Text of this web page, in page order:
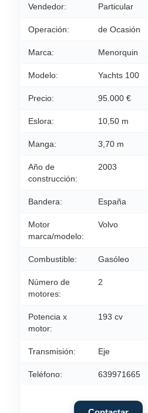
Vendedor: Particular
Operación: de Ocasión
Marca: Menorquin
Modelo: Yachts 100
Precio: 95.000 €
Eslora: 10,50 m
Manga: 3,70 m
Año de
construcción:
2003
Bandera: España
Motor
marca/modelo:
Volvo
Combustible: Gasóleo
Número de
motores:
2
Potencia x
motor:
193 cv
Transmisión: Eje
Teléfono: 639971665